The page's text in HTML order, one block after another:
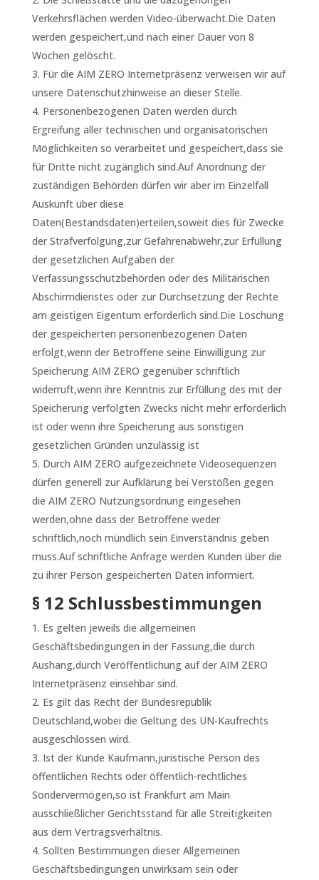
Verkehrsflächen werden Video-überwacht.Die Daten
werden gespeichert,und nach einer Dauer von 8
Wochen gelöscht.
Für die AIM ZERO Internetpräsenz verweisen wir auf
unsere Datenschutzhinweise an dieser Stelle.
Personenbezogenen Daten werden durch
Ergreifung aller technischen und organisatorischen
Möglichkeiten so verarbeitet und gespeichert,dass sie
für Dritte nicht zugänglich sind.Auf Anordnung der
zuständigen Behörden dürfen wir aber im Einzelfall
Auskunft über diese
Daten(Bestandsdaten)erteilen,soweit dies für Zwecke
der Strafverfolgung,zur Gefahrenabwehr,zur Erfüllung
der gesetzlichen Aufgaben der
Verfassungsschutzbehörden oder des Militärischen
Abschirmdienstes oder zur Durchsetzung der Rechte
am geistigen Eigentum erforderlich sind.Die Löschung
der gespeicherten personenbezogenen Daten
erfolgt,wenn der Betroffene seine Einwilligung zur
Speicherung AIM ZERO gegenüber schriftlich
widerruft,wenn ihre Kenntnis zur Erfüllung des mit der
Speicherung verfolgten Zwecks nicht mehr erforderlich
ist oder wenn ihre Speicherung aus sonstigen
gesetzlichen Gründen unzulässig ist
Durch AIM ZERO aufgezeichnete Videosequenzen
dürfen generell zur Aufklärung bei Verstößen gegen
die AIM ZERO Nutzungsordnung eingesehen
werden,ohne dass der Betroffene weder
schriftlich,noch mündlich sein Einverständnis geben
muss.Auf schriftliche Anfrage werden Kunden über die
zu ihrer Person gespeicherten Daten informiert.
§ 12 Schlussbestimmungen
Es gelten jeweils die allgemeinen
Geschäftsbedingungen in der Fassung,die durch
Aushang,durch Veröffentlichung auf der AIM ZERO
Internetpräsenz einsehbar sind.
Es gilt das Recht der Bundesrepublik
Deutschland,wobei die Geltung des UN-Kaufrechts
ausgeschlossen wird.
Ist der Kunde Kaufmann,juristische Person des
öffentlichen Rechts oder öffentlich-rechtliches
Sondervermögen,so ist Frankfurt am Main
ausschließlicher Gerichtsstand für alle Streitigkeiten
aus dem Vertragsverhältnis.
Sollten Bestimmungen dieser Allgemeinen
Geschäftsbedingungen unwirksam sein oder